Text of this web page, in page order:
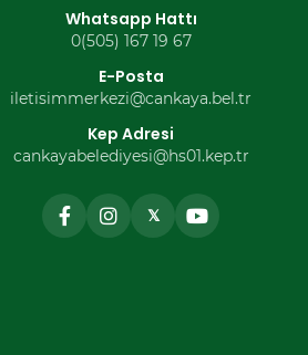
Whatsapp Hattı
0(505) 167 19 67
E-Posta
iletisimmerkezi@cankaya.bel.tr
Kep Adresi
cankayabelediyesi@hs01.kep.tr
𝕏